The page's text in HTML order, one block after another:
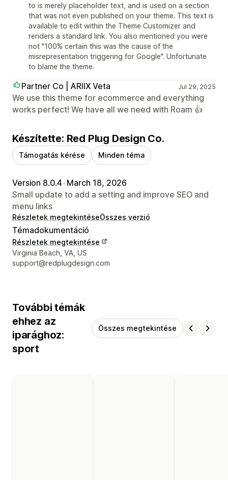
to is merely placeholder text, and is used on a section
that was not even published on your theme. This text is
available to edit within the Theme Customizer and
renders a standard link. You also mentioned you were
not "100% certain this was the cause of the
misrepresentation triggering for Google". Unfortunate
to blame the theme.
Partner Co | ARIIX Veta Jul 29, 2025
We use this theme for ecommerce and everything
works perfect! We have all we need with Roam 👍
Készítette: Red Plug Design Co.
Támogatás kérése Minden téma
Version 8.0.4•March 18, 2026
Small update to add a setting and improve SEO and
menu links
Részletek megtekintéseÖsszes verzió
Témadokumentáció
Részletek megtekintése
Dizájner kapcsolattartási adatai
Virginia Beach, VA, US
support@redplugdesign.com
További témák
ehhez az
iparághoz:
sport
Összes megtekintése